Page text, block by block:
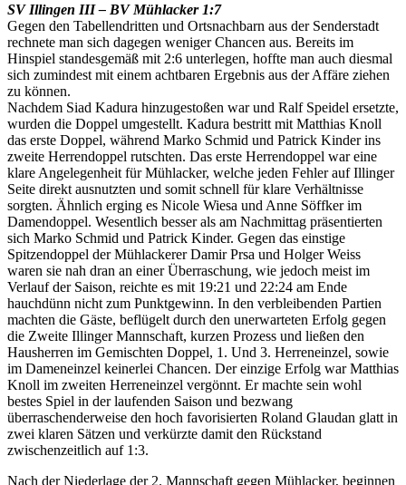
SV Illingen III – BV Mühlacker 1:7
Gegen den Tabellendritten und Ortsnachbarn aus der Senderstadt
rechnete man sich dagegen weniger Chancen aus. Bereits im
Hinspiel standesgemäß mit 2:6 unterlegen, hoffte man auch diesmal
sich zumindest mit einem achtbaren Ergebnis aus der Affäre ziehen
zu können.
Nachdem Siad Kadura hinzugestoßen war und Ralf Speidel ersetzte,
wurden die Doppel umgestellt. Kadura bestritt mit Matthias Knoll
das erste Doppel, während Marko Schmid und Patrick Kinder ins
zweite Herrendoppel rutschten. Das erste Herrendoppel war eine
klare Angelegenheit für Mühlacker, welche jeden Fehler auf Illinger
Seite direkt ausnutzten und somit schnell für klare Verhältnisse
sorgten. Ähnlich erging es Nicole Wiesa und Anne Söffker im
Damendoppel. Wesentlich besser als am Nachmittag präsentierten
sich Marko Schmid und Patrick Kinder. Gegen das einstige
Spitzendoppel der Mühlackerer Damir Prsa und Holger Weiss
waren sie nah dran an einer Überraschung, wie jedoch meist im
Verlauf der Saison, reichte es mit 19:21 und 22:24 am Ende
hauchdünn nicht zum Punktgewinn. In den verbleibenden Partien
machten die Gäste, beflügelt durch den unerwarteten Erfolg gegen
die Zweite Illinger Mannschaft, kurzen Prozess und ließen den
Hausherren im Gemischten Doppel, 1. Und 3. Herreneinzel, sowie
im Dameneinzel keinerlei Chancen. Der einzige Erfolg war Matthias
Knoll im zweiten Herreneinzel vergönnt. Er machte sein wohl
bestes Spiel in der laufenden Saison und bezwang
überraschenderweise den hoch favorisierten Roland Glaudan glatt in
zwei klaren Sätzen und verkürzte damit den Rückstand
zwischenzeitlich auf 1:3.
Nach der Niederlage der 2. Mannschaft gegen Mühlacker, beginnen